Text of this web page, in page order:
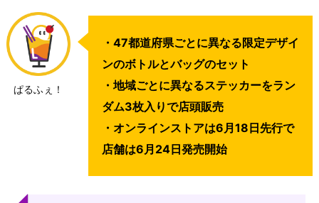
ぱるふぇ！
・47都道府県ごとに異なる限定デザイ
ンのボトルとバッグのセット
・地域ごとに異なるステッカーをラン
ダム3枚入りで店頭販売
・オンラインストアは6月18日先行で
店舗は6月24日発売開始